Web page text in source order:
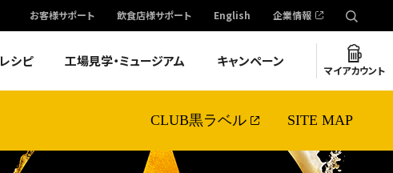
お客様サポート 飲食店様サポート English 企業情報
レシピ 工場見学・ミュージアム キャンペーン
マイアカウント
CLUB黒ラベル SITE MAP